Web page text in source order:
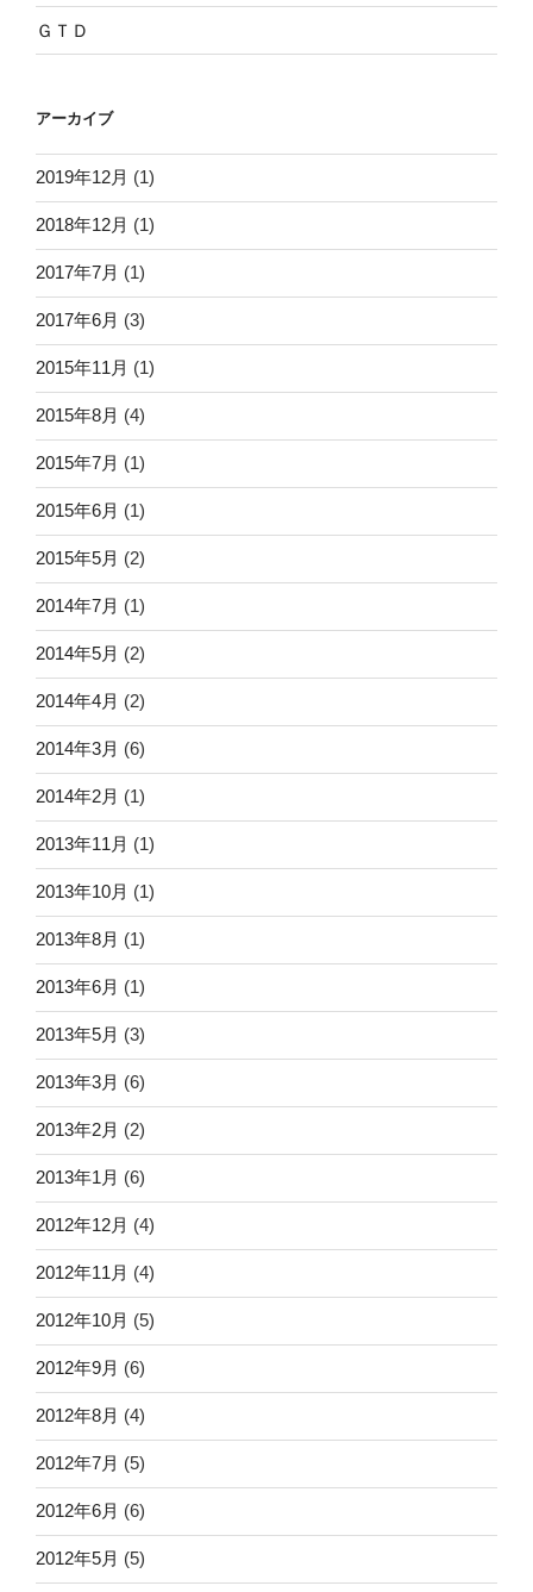
ＧＴＤ
アーカイブ
2019年12月 (1)
2018年12月 (1)
2017年7月 (1)
2017年6月 (3)
2015年11月 (1)
2015年8月 (4)
2015年7月 (1)
2015年6月 (1)
2015年5月 (2)
2014年7月 (1)
2014年5月 (2)
2014年4月 (2)
2014年3月 (6)
2014年2月 (1)
2013年11月 (1)
2013年10月 (1)
2013年8月 (1)
2013年6月 (1)
2013年5月 (3)
2013年3月 (6)
2013年2月 (2)
2013年1月 (6)
2012年12月 (4)
2012年11月 (4)
2012年10月 (5)
2012年9月 (6)
2012年8月 (4)
2012年7月 (5)
2012年6月 (6)
2012年5月 (5)